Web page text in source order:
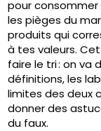
pour
les pièges du
produits qui
à tes valeurs.
faire le tri : on va
définitions, les
limites des deux
donner des
du faux.